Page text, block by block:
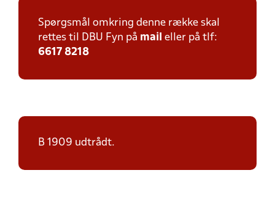
Spørgsmål omkring denne række skal
rettes til DBU Fyn på mail eller på tlf:
6617 8218
B 1909 udtrådt.